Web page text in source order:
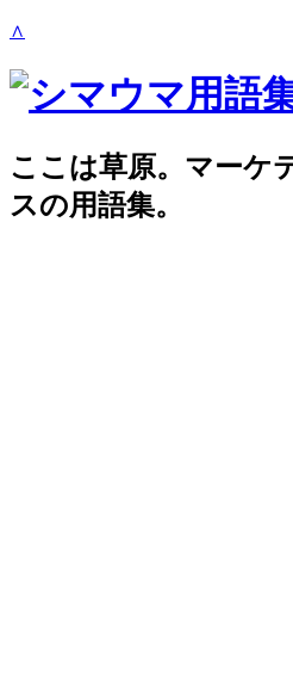
∧
ここは草原。マーケ
スの用語集。